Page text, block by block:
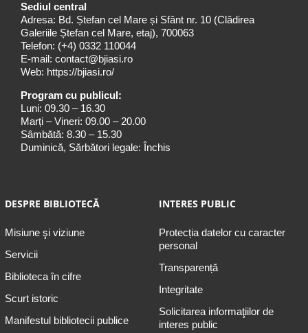
Sediul central
Adresa: Bd. Ștefan cel Mare și Sfânt nr. 10 (Clădirea
Galeriile Ștefan cel Mare, etaj), 700063
Telefon: (+4) 0332 110044
E-mail: contact@bjiasi.ro
Web: https://bjiasi.ro/
Program cu publicul:
Luni: 09.30 – 16.30
Marți – Vineri: 09.00 – 20.00
Sâmbătă: 8.30 – 15.30
Duminică, Sărbători legale: Închis
DESPRE BIBLIOTECĂ
Misiune şi viziune
Servicii
Biblioteca în cifre
Scurt istoric
Manifestul bibliotecii publice
INTERES PUBLIC
Protecția datelor cu caracter
personal
Transparență
Integritate
Solicitarea informaţiilor de
interes public